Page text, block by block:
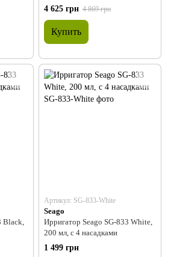
4 625 грн 4 869 грн
Купить
Black,
Артикул: SG-833-White
Seago
Ирригатор Seago SG-833 White,
200 мл, с 4 насадками
1 499 грн